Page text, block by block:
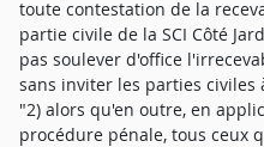
toute contestation de la
partie civile de la SCI Côté
pas soulever d'office
sans inviter les parties civiles
"2) alors qu'en outre, en
procédure pénale, tous ceux